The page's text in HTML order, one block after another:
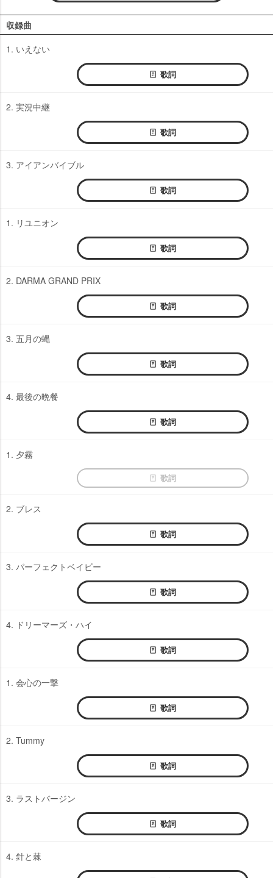
収録曲
1. いえない
歌詞
2. 実況中継
歌詞
3. アイアンバイブル
歌詞
1. リユニオン
歌詞
2. DARMA GRAND PRIX
歌詞
3. 五月の蝿
歌詞
4. 最後の晩餐
歌詞
1. 夕霧
歌詞
2. ブレス
歌詞
3. パーフェクトベイビー
歌詞
4. ドリーマーズ・ハイ
歌詞
1. 会心の一撃
歌詞
2. Tummy
歌詞
3. ラストバージン
歌詞
4. 針と棘